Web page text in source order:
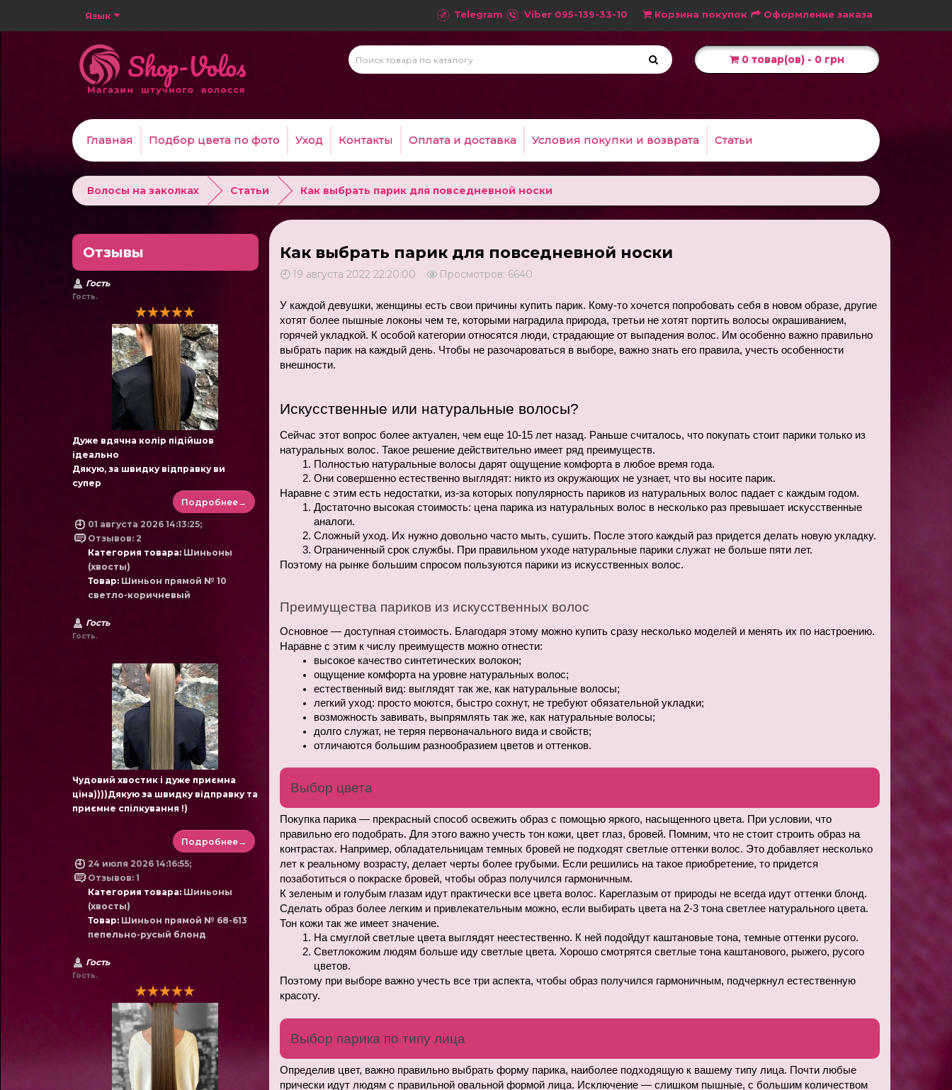
Язык Telegram Viber 095-139-33-10 Корзина покупок Оформление заказа
0 товар(ов) - 0 грн
Главная Подбор цвета по фото Уход Контакты Оплата и доставка Условия покупки и возврата Статьи
Волосы на заколках Статьи Как выбрать парик для повседневной носки
Отзывы
Гость
Гость.
Дуже вдячна колір підійшов
ідеально
Дякую, за швидку відправку ви
супер
Подробнее→
01 августа 2026 14:13:25;
Отзывов: 2
Категория товара: Шиньоны
(хвосты)
Товар: Шиньон прямой № 10
светло-коричневый
Гость
Гость.
Чудовий хвостик і дуже приємна
ціна))))Дякую за швидку відправку та
приємне спілкування !)
Подробнее→
24 июля 2026 14:16:55;
Отзывов: 1
Категория товара: Шиньоны
(хвосты)
Товар: Шиньон прямой № 68-613
пепельно-русый блонд
Гость
Гость.
Как выбрать парик для повседневной носки
19 августа 2022 22:20:00 Просмотров: 6640
У каждой девушки, женщины есть свои причины купить парик. Кому-то хочется попробовать себя в новом образе, другие
хотят более пышные локоны чем те, которыми наградила природа, третьи не хотят портить волосы окрашиванием,
горячей укладкой. К особой категории относятся люди, страдающие от выпадения волос. Им особенно важно правильно
выбрать парик на каждый день. Чтобы не разочароваться в выборе, важно знать его правила, учесть особенности
внешности.
Искусственные или натуральные волосы?
Сейчас этот вопрос более актуален, чем еще 10-15 лет назад. Раньше считалось, что покупать стоит парики только из
натуральных волос. Такое решение действительно имеет ряд преимуществ.
Полностью натуральные волосы дарят ощущение комфорта в любое время года.
Они совершенно естественно выглядят: никто из окружающих не узнает, что вы носите парик.
Наравне с этим есть недостатки, из-за которых популярность париков из натуральных волос падает с каждым годом.
Достаточно высокая стоимость: цена парика из натуральных волос в несколько раз превышает искусственные
аналоги.
Сложный уход. Их нужно довольно часто мыть, сушить. После этого каждый раз придется делать новую укладку.
Ограниченный срок службы. При правильном уходе натуральные парики служат не больше пяти лет.
Поэтому на рынке большим спросом пользуются парики из искусственных волос.
Преимущества париков из искусственных волос
Основное — доступная стоимость. Благодаря этому можно купить сразу несколько моделей и менять их по настроению.
Наравне с этим к числу преимуществ можно отнести:
высокое качество синтетических волокон;
ощущение комфорта на уровне натуральных волос;
естественный вид: выглядят так же, как натуральные волосы;
легкий уход: просто моются, быстро сохнут, не требуют обязательной укладки;
возможность завивать, выпрямлять так же, как натуральные волосы;
долго служат, не теряя первоначального вида и свойств;
отличаются большим разнообразием цветов и оттенков.
Выбор цвета
Покупка парика — прекрасный способ освежить образ с помощью яркого, насыщенного цвета. При условии, что
правильно его подобрать. Для этого важно учесть тон кожи, цвет глаз, бровей. Помним, что не стоит строить образ на
контрастах. Например, обладательницам темных бровей не подходят светлые оттенки волос. Это добавляет несколько
лет к реальному возрасту, делает черты более грубыми. Если решились на такое приобретение, то придется
позаботиться о покраске бровей, чтобы образ получился гармоничным.
К зеленым и голубым глазам идут практически все цвета волос. Кареглазым от природы не всегда идут оттенки блонд.
Сделать образ более легким и привлекательным можно, если выбирать цвета на 2-3 тона светлее натурального цвета.
Тон кожи так же имеет значение.
На смуглой светлые цвета выглядят неестественно. К ней подойдут каштановые тона, темные оттенки русого.
Светлокожим людям больше иду светлые цвета. Хорошо смотрятся светлые тона каштанового, рыжего, русого
цветов.
Поэтому при выборе важно учесть все три аспекта, чтобы образ получился гармоничным, подчеркнул естественную
красоту.
Выбор парика по типу лица
Определив цвет, важно правильно выбрать форму парика, наиболее подходящую к вашему типу лица. Почти любые
прически идут людям с правильной овальной формой лица. Исключение — слишком пышные, с большим количеством